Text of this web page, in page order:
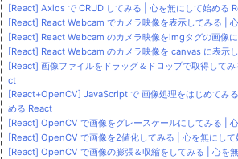
[React] Axios で CRUD してみる | 心を無にして始める
[React] React Webcam でカメラ映像を表示してみる |
[React] React Webcam のカメラ映像をimgタグの画像
[React] React Webcam のカメラ映像を canvas に表示
[React] 画像ファイルをドラッグ＆ドロップで取得して
ct
[React+OpenCV] JavaScript で 画像処理をはじめてみ
める React
[React] OpenCV で画像をグレースケールにしてみる |
[React] OpenCV で画像を2値化してみる | 心を無にして
[React] OpenCV で画像の膨張＆収縮をしてみる | 心を